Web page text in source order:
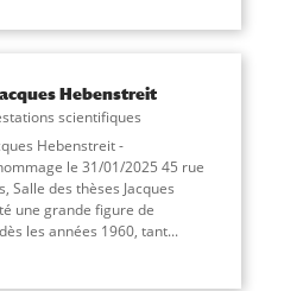
Hebenstreit
scientifiques
Hebenstreit -
le 31/01/2025 45 rue
Salle des thèses Jacques
une grande figure de
les années 1960, tant...